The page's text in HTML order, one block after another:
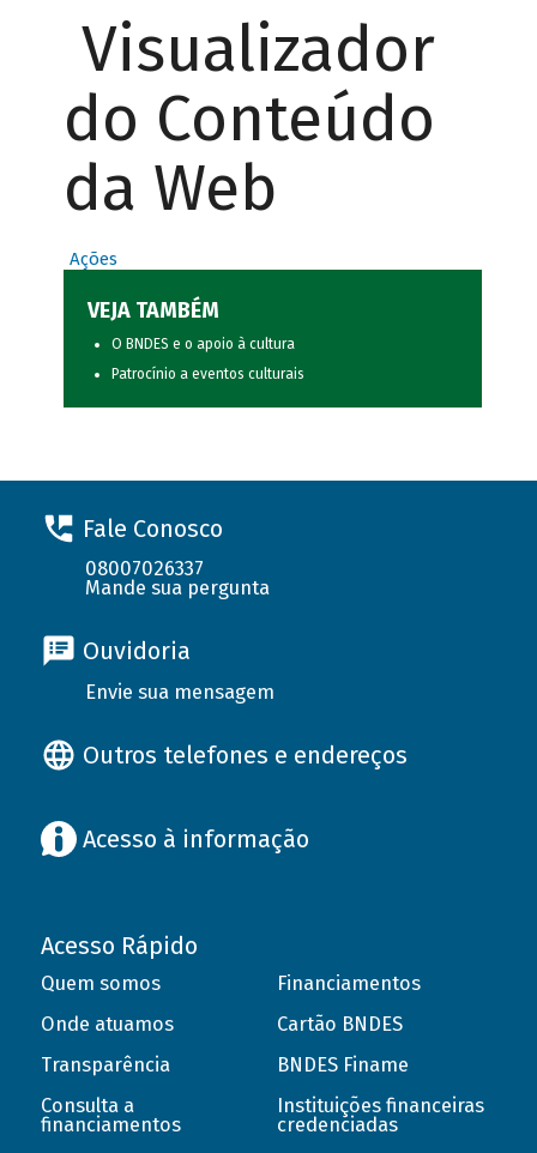
Visualizador
do Conteúdo
da Web
Ações
VEJA TAMBÉM
O BNDES e o apoio à cultura
Patrocínio a eventos culturais
Fale Conosco
08007026337
Mande sua pergunta
Ouvidoria
Envie sua mensagem
Outros telefones e endereços
Acesso à informação
Acesso Rápido
Quem somos
Onde atuamos
Transparência
Consulta a
financiamentos
Financiamentos
Cartão BNDES
BNDES Finame
Instituições financeiras
credenciadas